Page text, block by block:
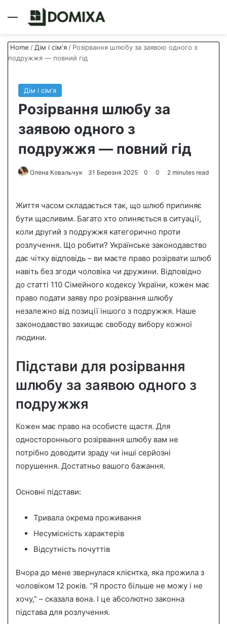
Menu
Home / Дім і сімʼя / Розірвання шлюбу за заявою одного з
подружжя — повний гід
Дім і сімʼя
Розірвання шлюбу за
заявою одного з
подружжя — повний гід
Олена Ковальчук
d
a
n
e
m
a
i
31 Березня 2025 0 0 2 minutes read
Життя часом складається так, що шлюб припиняє
бути щасливим. Багато хто опиняється в ситуації,
коли другий з подружжя категорично проти
розлучення. Що робити? Українське законодавство
дає чітку відповідь – ви маєте право розірвати шлюб
навіть без згоди чоловіка чи дружини. Відповідно
до статті 110 Сімейного кодексу України, кожен має
право подати заяву про розірвання шлюбу
незалежно від позиції іншого з подружжя. Наше
законодавство захищає свободу вибору кожної
людини.
Підстави для розірвання
шлюбу за заявою одного з
подружжя
Кожен має право на особисте щастя. Для
одностороннього розірвання шлюбу вам не
потрібно доводити зраду чи інші серйозні
порушення. Достатньо вашого бажання.
Основні підстави:
Тривала окрема проживання
Несумісність характерів
Відсутність почуттів
Вчора до мене звернулася клієнтка, яка прожила з
чоловіком 12 років. “Я просто більше не можу і не
хочу,” – сказала вона. І це абсолютно законна
підстава для розлучення.